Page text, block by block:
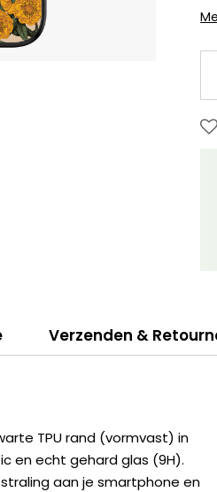
Verzenden &
TPU rand (vormvast) in
en echt gehard glas (9H).
aan je smartphone en